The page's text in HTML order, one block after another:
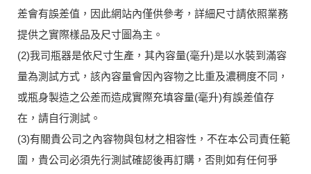
差會有誤差值，因此網站內僅供參考，詳細尺寸請依照業務
提供之實際樣品及尺寸圖為主。
(2)我司瓶器是依尺寸生產，其內容量(毫升)是以水裝到滿容
量為測試方式，該內容量會因內容物之比重及濃稠度不同，
或瓶身製造之公差而造成實際充填容量(毫升)有誤差值存
在，請自行測試。
(3)有關貴公司之內容物與包材之相容性，不在本公司責任範
圍，貴公司必須先行測試確認後再訂購，否則如有任何爭